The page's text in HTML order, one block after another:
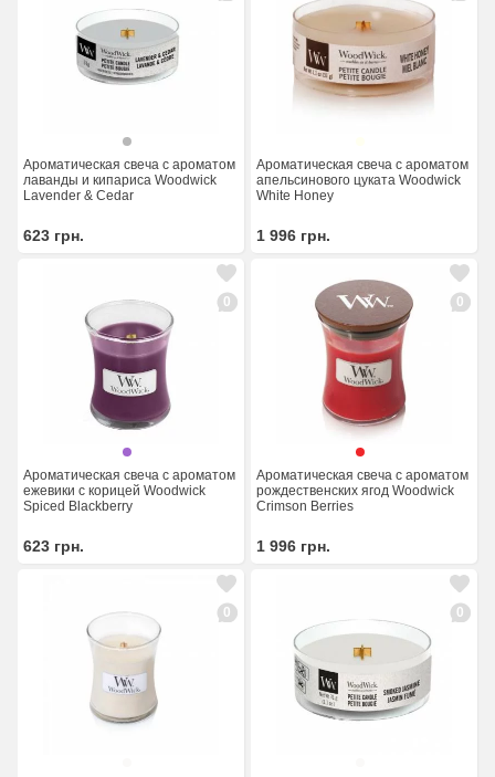
Ароматическая свеча с ароматом
лаванды и кипариса Woodwick
Lavender & Cedar
623 грн.
Ароматическая свеча с ароматом
апельсинового цуката Woodwick
White Honey
1 996 грн.
0
Ароматическая свеча с ароматом
ежевики с корицей Woodwick
Spiced Blackberry
623 грн.
0
Ароматическая свеча с ароматом
рождественских ягод Woodwick
Crimson Berries
1 996 грн.
0 0